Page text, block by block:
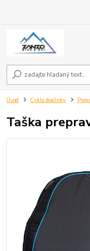
Úvod Cyklo doplnky
Taška